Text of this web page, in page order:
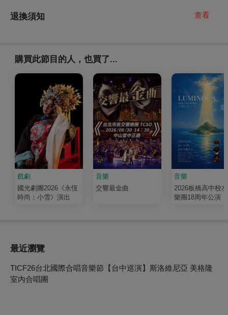
退換須知 查看
購買此節目的人，也買了...
戲劇
國光劇團2026《永恆
時尚：小雪》演出
音樂
交響最金曲
音樂
2026板橋高中校
樂團18周年公演
最近瀏覽
TICF26台北國際合唱音樂節【台中巡演】斯洛維尼亞 美格隆
室內合唱團